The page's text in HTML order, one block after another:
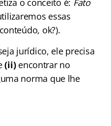
essas
ok?).
jurídico, ele precisa
(ii) encontrar no
norma que lhe